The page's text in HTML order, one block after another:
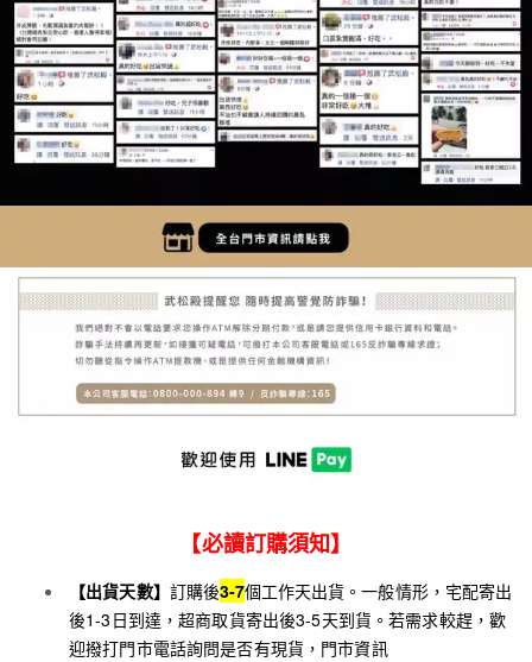
【必讀訂購須知】
【出貨天數】 訂購後3-7個工作天出貨。一般情形，宅配寄出
後1-3日到達，超商取貨寄出後3-5天到貨。若需求較趕，歡
迎撥打門市電話詢問是否有現貨，門市資訊